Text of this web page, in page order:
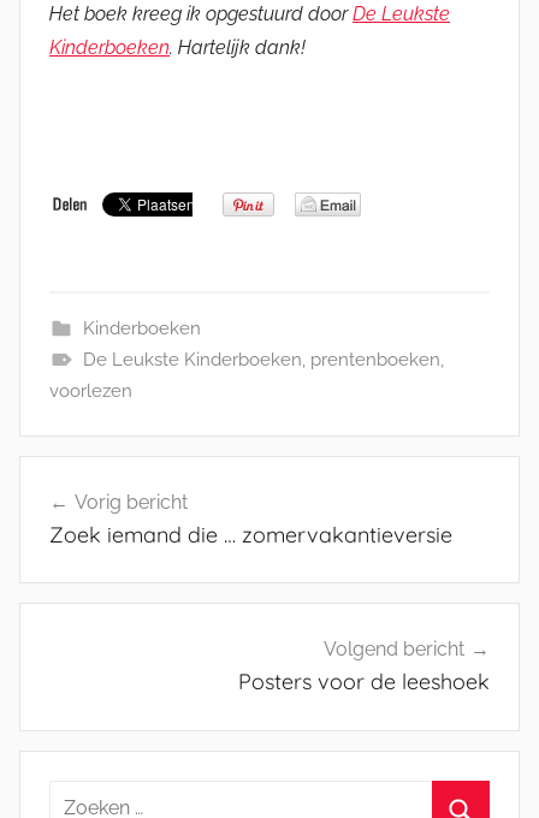
Het boek kreeg ik opgestuurd doorDe Leukste
Kinderboeken. Hartelijk dank!
Kinderboeken
De Leukste Kinderboeken, prentenboeken,
voorlezen
navigatie
Vorig bericht
Zoek iemand die … zomervakantieversie
Volgend bericht
Posters voor de leeshoek
Zoeken